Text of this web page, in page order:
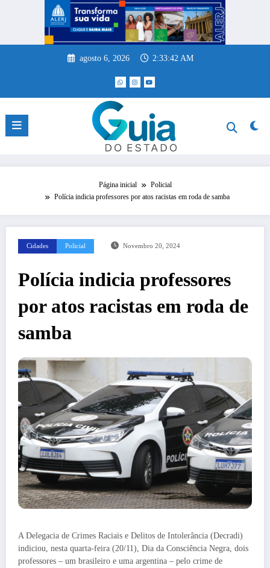
agosto 6, 2026 2:33:42 AM
Página inicial
Policial
Polícia indicia professores por atos racistas em roda de samba
Cidades Policial Novembro 20, 2024
Polícia indicia professores
por atos racistas em roda de
samba
A Delegacia de Crimes Raciais e Delitos de Intolerância (Decradi)
indiciou, nesta quarta-feira (20/11), Dia da Consciência Negra, dois
professores – um brasileiro e uma argentina – pelo crime de